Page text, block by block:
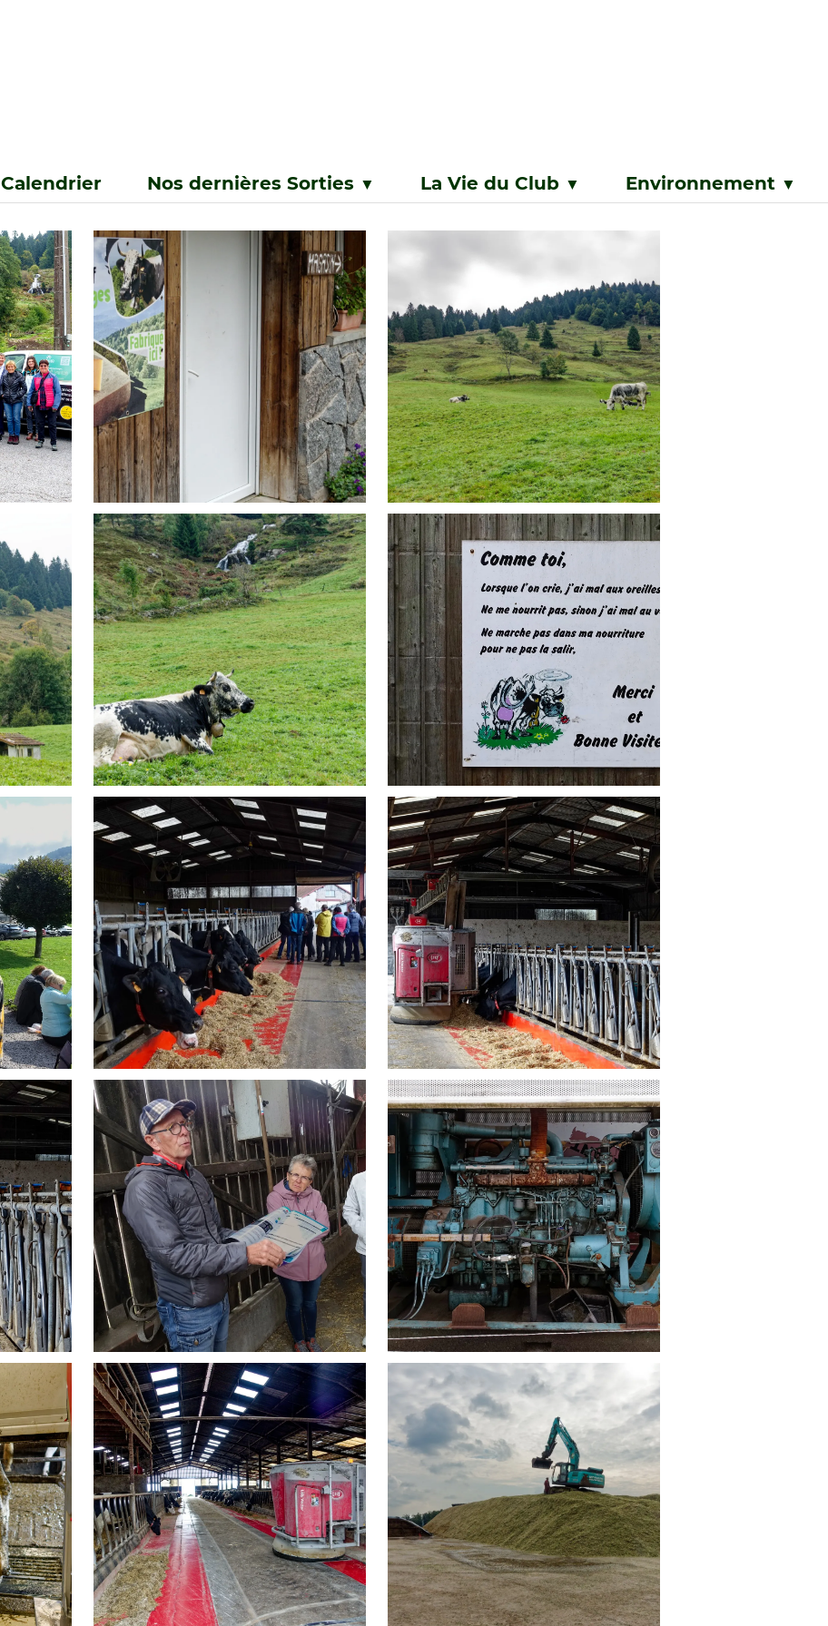
Calendrier Nos dernières Sorties ▼ La Vie du Club ▼ Environnement ▼